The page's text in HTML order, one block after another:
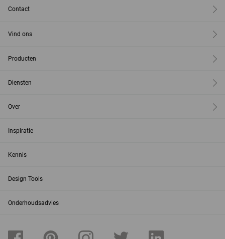
Contact
Vind ons
Producten
Diensten
Over
Inspiratie
Kennis
Design Tools
Onderhoudsadvies